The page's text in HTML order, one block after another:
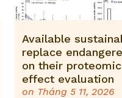
on Tháng 5 11, 2026
Available
replace
on their
effect evaluation